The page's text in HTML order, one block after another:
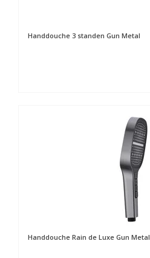
Handdouche 3 standen Gun Metal
Handdouche Rain de Luxe Gun Metal